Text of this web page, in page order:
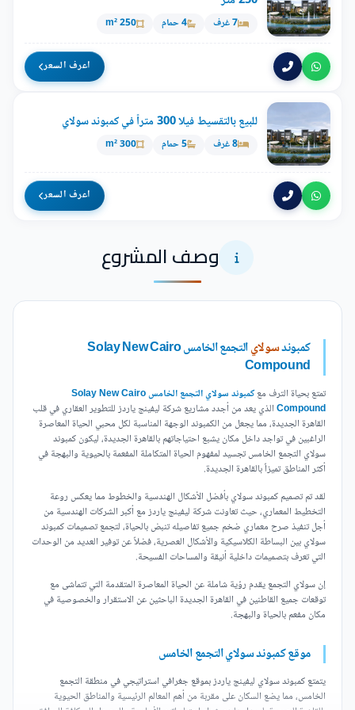
7 غرف 4 حمام 250 m²
اعرف السعر
للبيع بالتقسيط فيلا 300 متراً في كمبوند سولاي
8 غرف 5 حمام 300 m²
اعرف السعر
وصف المشروع
كمبوندسولاي
التجمع الخامس Solay New Cairo
Compound
تمتع بحياة الترف مع
كمبوند سولاي التجمع الخامس Solay New Cairo
Compoundالذي يعد من أجدد مشاريع شركة ليفينج ياردز للتطوير العقاري في قلب
القاهرة الجديدة، مما يجعل من الكمبوند الوجهة المناسبة لكل محبي الحياة المعاصرة
الراغبين في تواجد داخل مكان يشبع احتياجاتهم بالقاهرة الجديدة، ليكون كمبوند
سولاي التجمع الخامس تجسيد لمفهوم الحياة المتكاملة المفعمة بالحيوية والبهجة في
أكثر المناطق تميزاً بالقاهرة الجديدة.
لقد تم تصميم كمبوند سولاي بأفضل الأشكال الهندسية والخطوط مما يعكس روعة
التخطيط المعماري، حيث تعاونت شركة ليفينج ياردز مع أكبر الشركات الهندسية من
أجل تنفيذ صرح معماري ضخم جميع تفاصيله تنبض بالحياة، لتجمع تصميمات كمبوند
سولاي بين البساطة الكلاسيكية والأشكال العصرية، فضلاً عن توفير العديد من الوحدات
التي تعرف بتصميمات داخلية أنيقة والمساحات الفسيحة.
إن سولاي التجمع يقدم رؤية شاملة عن الحياة المعاصرة المتقدمة التي تتماشى مع
توقعات جميع القاطنين في القاهرة الجديدة الباحثين عن الاستقرار والخصوصية في
مكان مفعم بالحياة والبهجة.
موقع كمبوند سولاي التجمع الخامس
يتمتع كمبوند سولاي ليفينج ياردز بموقع جغرافي استراتيجي في منطقة التجمع
الخامس، مما يضع السكان على مقربة من أهم المعالم الرئيسية والمناطق الحيوية